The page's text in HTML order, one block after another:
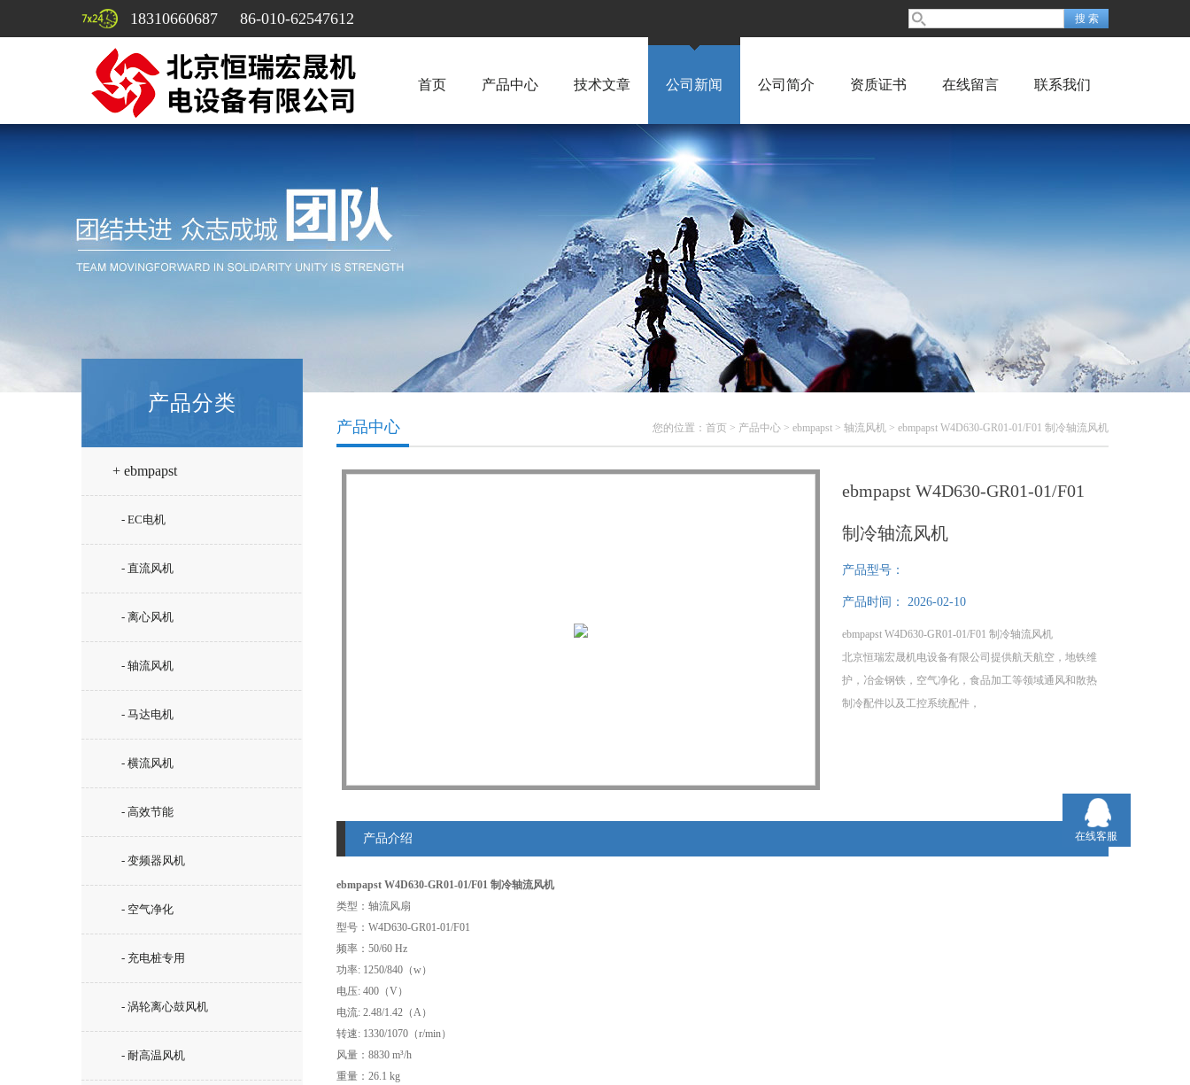
18310660687 86-010-62547612
首页 产品中心 技术文章 公司新闻 公司简介 资质证书 在线留言 联系我们
产品分类
+ ebmpapst
- EC电机
- 直流风机
- 离心风机
- 轴流风机
- 马达电机
- 横流风机
- 高效节能
- 变频器风机
- 空气净化
- 充电桩专用
- 涡轮离心鼓风机
- 耐高温风机
您的位置： 首页 > 产品中心 > ebmpapst > 轴流风机 > ebmpapst W4D630-GR01-01/F01 制冷轴流风机
产品中心
ebmpapst W4D630-GR01-01/F01
制冷轴流风机
产品型号：
产品时间： 2026-02-10
ebmpapst W4D630-GR01-01/F01 制冷轴流风机
北京恒瑞宏晟机电设备有限公司提供航天航空，地铁维
护，冶金钢铁，空气净化，食品加工等领域通风和散热
制冷配件以及工控系统配件，
产品介绍
ebmpapst W4D630-GR01-01/F01 制冷轴流风机
类型：轴流风扇
型号：W4D630-GR01-01/F01
频率：50/60 Hz
功率: 1250/840（w）
电压: 400（V）
电流: 2.48/1.42（A）
转速: 1330/1070（r/min）
风量：8830 m³/h
重量：26.1 kg
在线客服